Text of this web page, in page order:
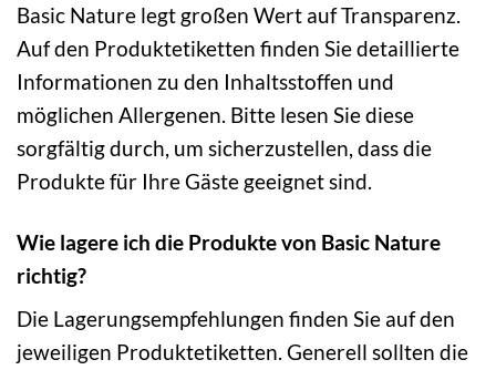
Basic Nature legt großen Wert auf Transparenz.
Auf den Produktetiketten finden Sie detaillierte
Informationen zu den Inhaltsstoffen und
möglichen Allergenen. Bitte lesen Sie diese
sorgfältig durch, um sicherzustellen, dass die
Produkte für Ihre Gäste geeignet sind.
Wie lagere ich die Produkte von Basic Nature
richtig?
Die Lagerungsempfehlungen finden Sie auf den
jeweiligen Produktetiketten. Generell sollten die